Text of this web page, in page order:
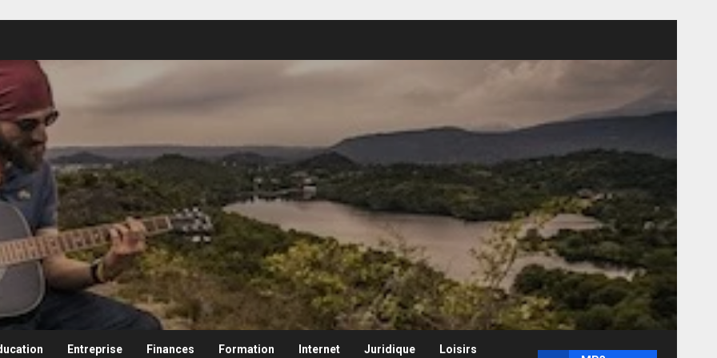
Entreprise Finances Formation Internet Juridique Loisirs